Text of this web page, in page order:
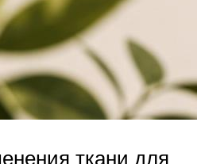
ткани для